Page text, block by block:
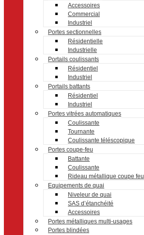
Accessoires
Commercial
Industriel
Portes sectionnelles
Résidentielle
Industrielle
Portails coulissants
Résidentiel
Industriel
Portails battants
Résidentiel
Industriel
Portes vitrées automatiques
Coulissante
Tournante
Coulissante téléscopique
Portes coupe-feu
Battante
Coulissante
Rideau métallique coupe feu
Equipements de quai
Niveleur de quai
SAS d’étanchéité
Accessoires
Portes métalliques multi-usages
Portes blindées